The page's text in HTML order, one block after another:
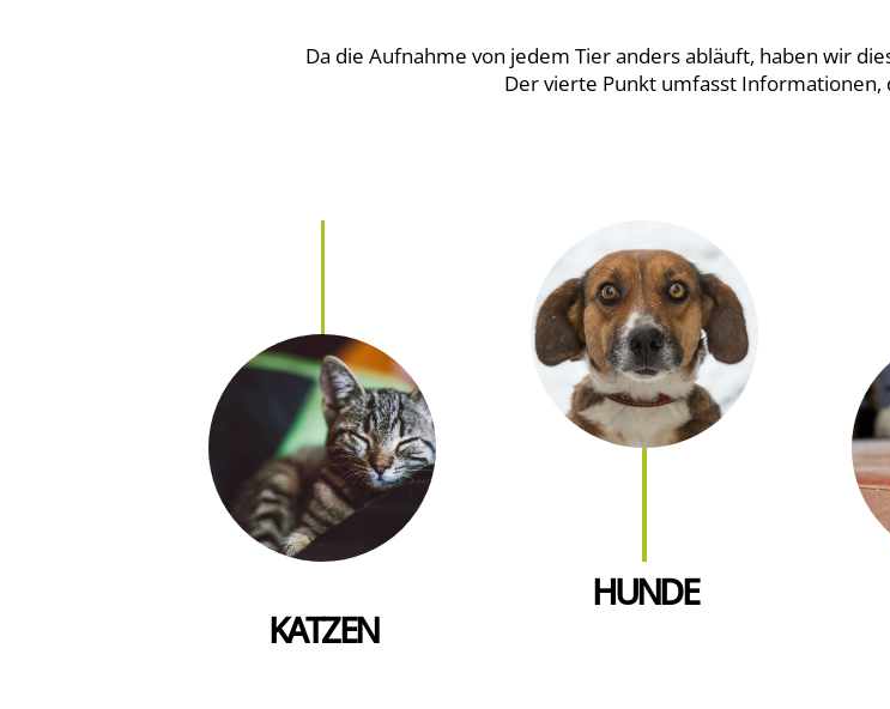
Da die Aufnahme von jedem Tier anders abläuft, haben wir
Der vierte Punkt umfasst Informationen,
KATZEN
HUNDE